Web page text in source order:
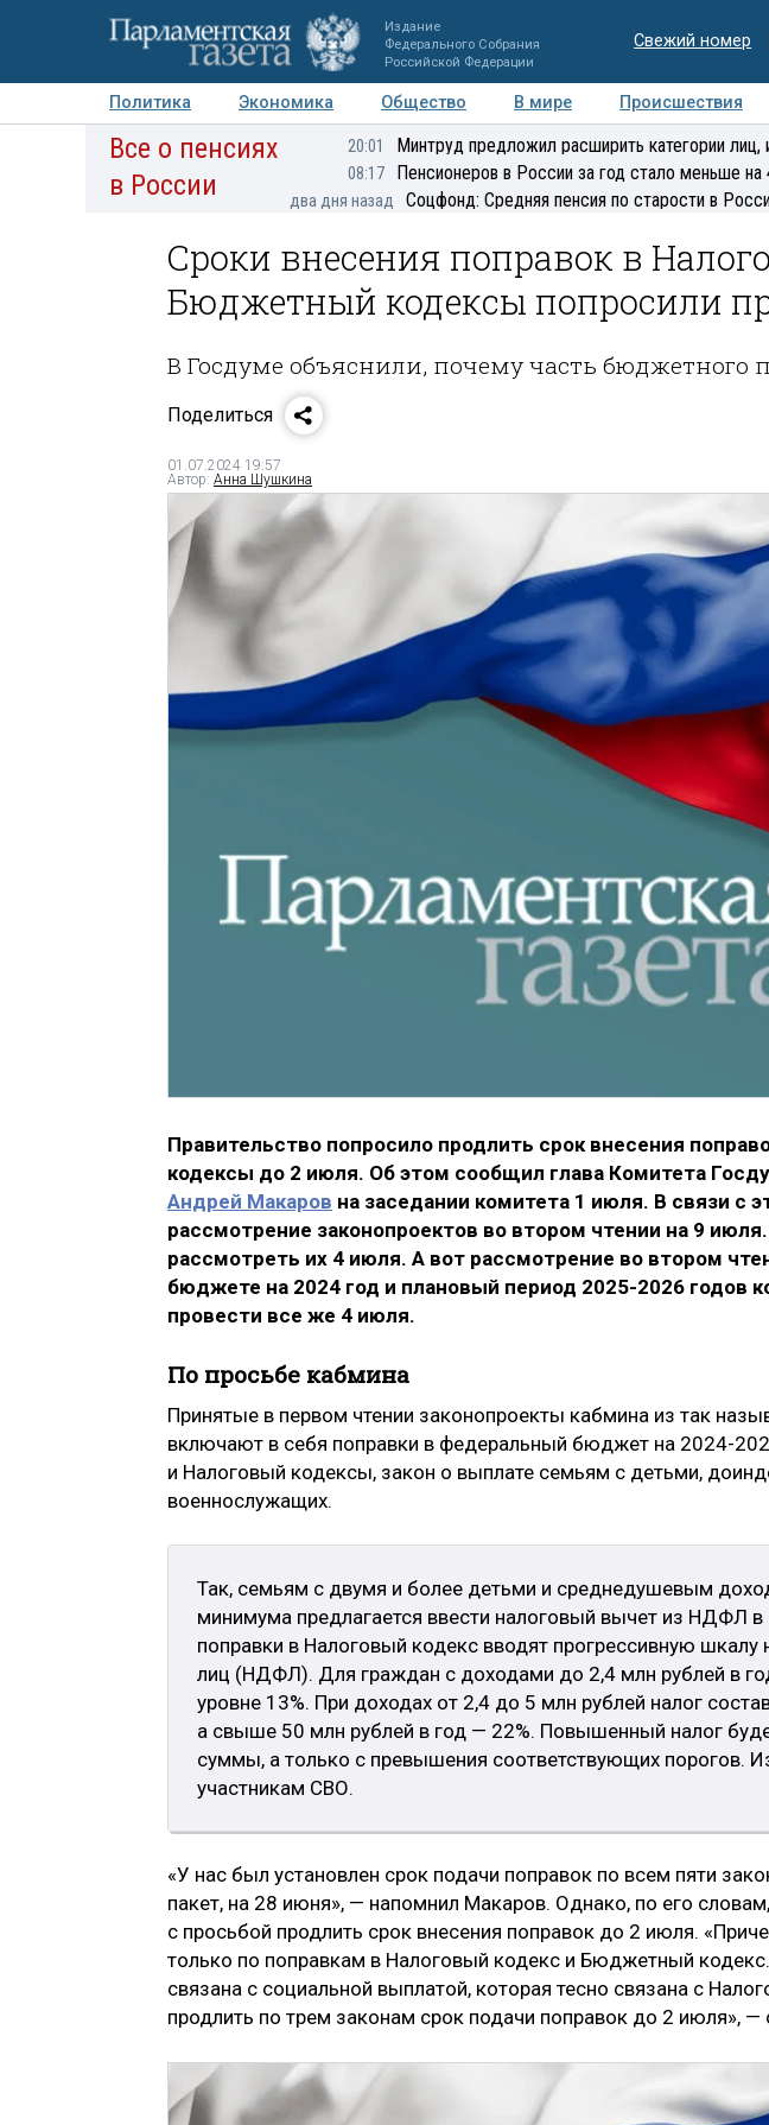
Издание
Федерального Собрания
Российской Федерации
Свежий номер
Политика Экономика Общество В мире Происшествия
Авторы Персоны Мнения Регионы Медиацентр
Все о пенсиях
в России
20:01 Минтруд предложил расширить категории
08:17 Пенсионеров в России за год стало меньше на
два дня назад Соцфонд: Средняя пенсия по старости в
Сроки внесения поправок в
Бюджетный кодексы попросили
В Госдуме объяснили, почему часть бюджетного
Поделиться
01.07.2024 19:57
Автор: Анна Шушкина
Правительство попросило продлить срок внесения
кодексы до 2 июля. Об этом сообщил глава Комитета
Андрей Макаров на заседании комитета 1 июля. В связи с
рассмотрение законопроектов во втором чтении на 9
рассмотреть их 4 июля. А вот рассмотрение во втором
бюджете на 2024 год и плановый период 2025-2026 годов
провести все же 4 июля.
По просьбе кабмина
Принятые в первом чтении законопроекты кабмина из так
включают в себя поправки в федеральный бюджет на 2024-
и Налоговый кодексы, закон о выплате семьям с детьми,
военнослужащих.
Так, семьям с двумя и более детьми и среднедушевым
минимума предлагается ввести налоговый вычет из НДФЛ в
поправки в Налоговый кодекс вводят прогрессивную
лиц (НДФЛ). Для граждан с доходами до 2,4 млн рублей в
уровне 13%. При доходах от 2,4 до 5 млн рублей налог
а свыше 50 млн рублей в год — 22%. Повышенный налог
суммы, а только с превышения соответствующих порогов.
участникам СВО.
«У нас был установлен срок подачи поправок по всем пяти
пакет, на 28 июня», — напомнил Макаров. Однако, по его
с просьбой продлить срок внесения поправок до 2 июля.
только по поправкам в Налоговый кодекс и Бюджетный
связана с социальной выплатой, которая тесно связана с
продлить по трем законам срок подачи поправок до 2 июля», —